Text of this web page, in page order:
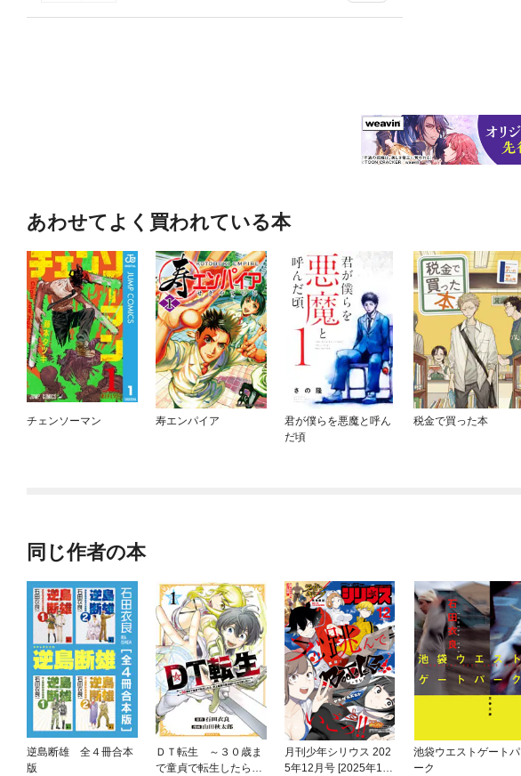
あわせてよく買われている本
チェンソーマン 寿エンパイア
君が僕らを悪魔と呼ん
だ頃
税金で買った本
同じ作者の本
逆島断雄 全４冊合本
版
ＤＴ転生 ～３０歳ま
で童貞で転生したら、
月刊少年シリウス 202
5年12月号 [2025年10
池袋ウエストゲートパ
ーク